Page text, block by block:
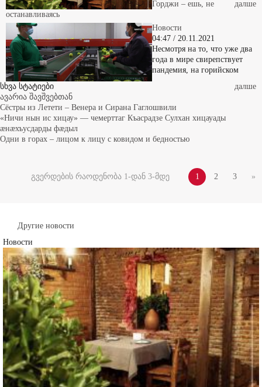
останавливаясь
04:47 / 20.11.2021
Несмотря на то, что уже два
года в мире свирепствует
пандемия, на горийском
სხვა სტატიები
ავარია შავშვებთან
Сёстры из Летети – Венера и Сирана Гаглошвили
«Ничи нын ис хицау» — чемерттаг Къасрадзе Сулхан хицауады
æнæхъусдарды фæдыл
Одни в горах – лицом к лицу с ковидом и бедностью
1
Новости